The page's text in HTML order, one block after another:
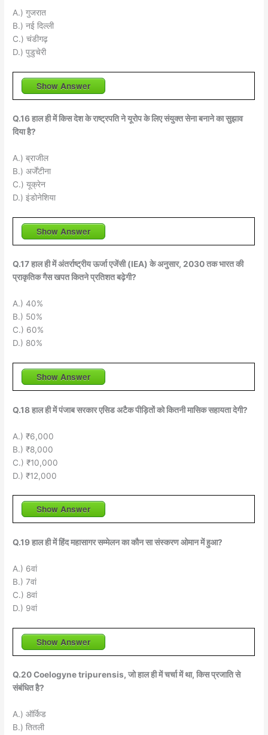
A.) गुजरात
B.) नई दिल्ली
C.) चंडीगढ़
D.) पुडुचेरी
Show Answer
Q.16 हाल ही में किस देश के राष्ट्रपति ने यूरोप के लिए संयुक्त सेना बनाने का सुझाव
दिया है?
A.) ब्राजील
B.) अर्जेंटीना
C.) यूक्रेन
D.) इंडोनेशिया
Show Answer
Q.17 हाल ही में अंतर्राष्ट्रीय ऊर्जा एजेंसी (IEA) के अनुसार, 2030 तक भारत की
प्राकृतिक गैस खपत कितने प्रतिशत बढ़ेगी?
A.) 40%
B.) 50%
C.) 60%
D.) 80%
Show Answer
Q.18 हाल ही में पंजाब सरकार एसिड अटैक पीड़ितों को कितनी मासिक सहायता देगी?
A.) ₹6,000
B.) ₹8,000
C.) ₹10,000
D.) ₹12,000
Show Answer
Q.19 हाल ही में हिंद महासागर सम्मेलन का कौन सा संस्करण ओमान में हुआ?
A.) 6वां
B.) 7वां
C.) 8वां
D.) 9वां
Show Answer
Q.20 Coelogyne tripurensis, जो हाल ही में चर्चा में था, किस प्रजाति से
संबंधित है?
A.) ऑर्किड
B.) तितली